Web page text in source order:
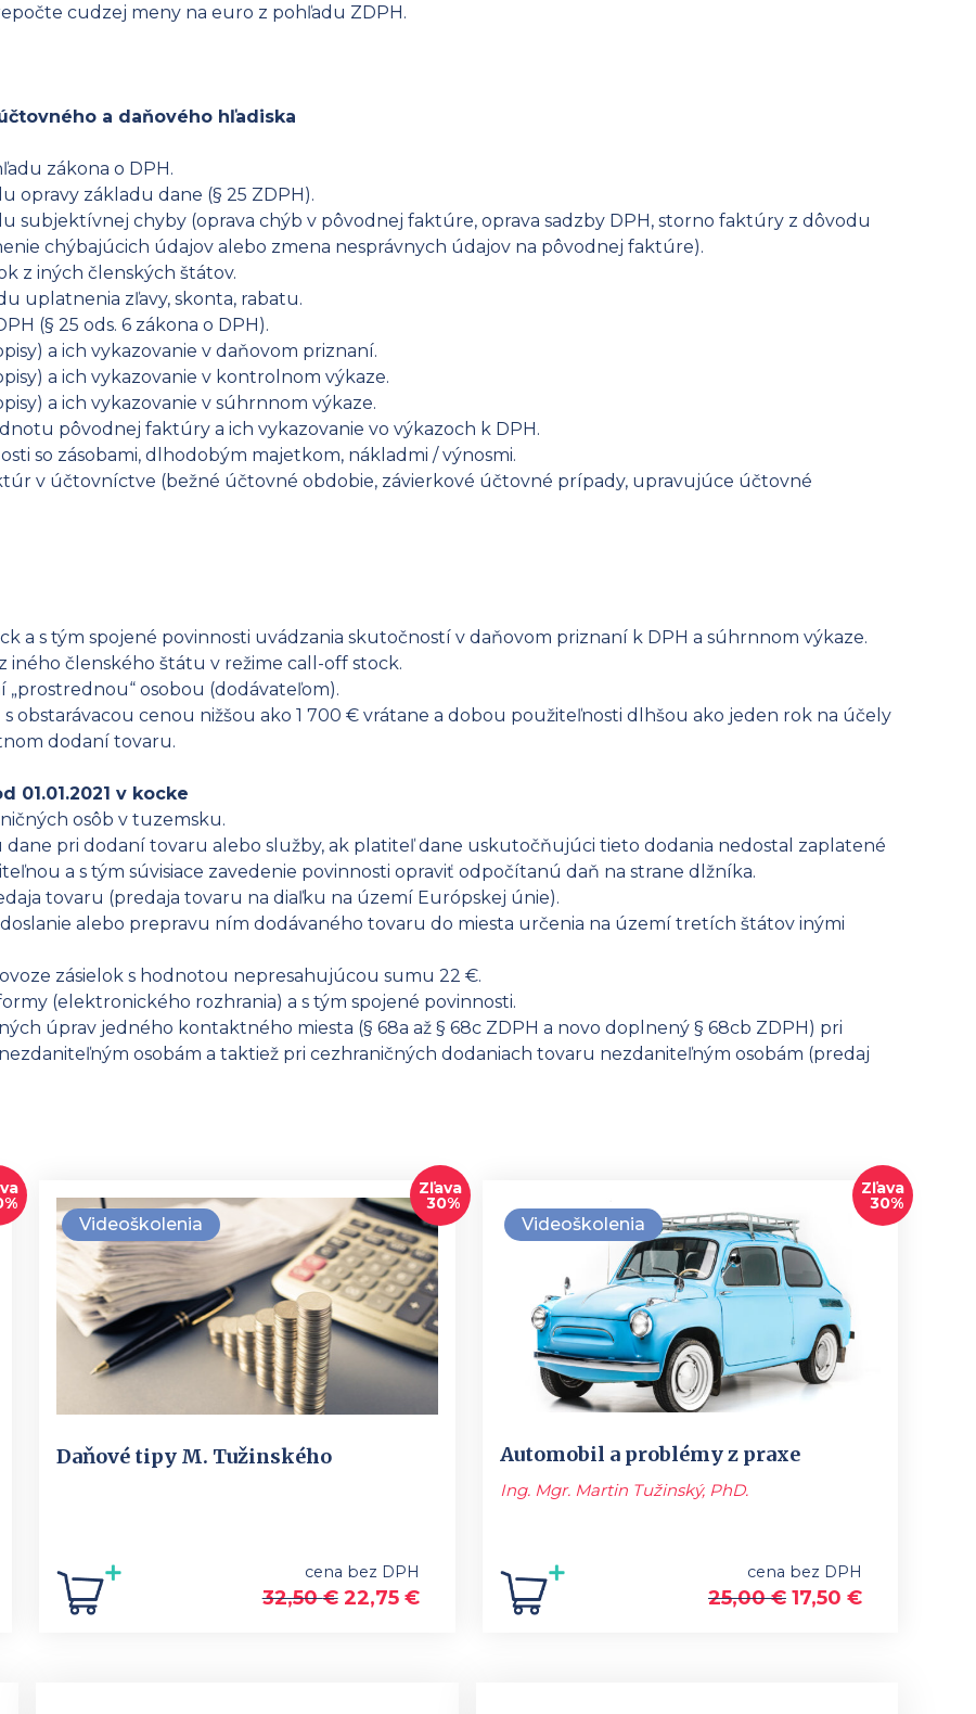
cudzej meny na euro z pohľadu ZDPH.
a daňového hľadiska
zákona o DPH.
opravy základu dane (§ 25 ZDPH).
subjektívnej chyby (oprava chýb v pôvodnej faktúre, oprava sadzby DPH, storno faktúry z dôvodu
chýbajúcich údajov alebo zmena nesprávnych údajov na pôvodnej faktúre).
z iných členských štátov.
uplatnenia zľavy, skonta, rabatu.
(§ 25 ods. 6 zákona o DPH).
a ich vykazovanie v daňovom priznaní.
a ich vykazovanie v kontrolnom výkaze.
a ich vykazovanie v súhrnnom výkaze.
pôvodnej faktúry a ich vykazovanie vo výkazoch k DPH.
so zásobami, dlhodobým majetkom, nákladmi / výnosmi.
v účtovníctve (bežné účtovné obdobie, závierkové účtovné prípady, upravujúce účtovné
a s tým spojené povinnosti uvádzania skutočností v daňovom priznaní k DPH a súhrnnom výkaze.
členského štátu v režime call-off stock.
osobou (dodávateľom).
obstarávacou cenou nižšou ako 1 700 € vrátane a dobou použiteľnosti dlhšou ako jeden rok na účely
dodaní tovaru.
01.01.2021 v kocke
osôb v tuzemsku.
dane pri dodaní tovaru alebo služby, ak platiteľ dane uskutočňujúci tieto dodania nedostal zaplatené
a s tým súvisiace zavedenie povinnosti opraviť odpočítanú daň na strane dlžníka.
tovaru (predaja tovaru na diaľku na území Európskej únie).
alebo prepravu ním dodávaného tovaru do miesta určenia na území tretích štátov inými
zásielok s hodnotou nepresahujúcou sumu 22 €.
(elektronického rozhrania) a s tým spojené povinnosti.
úprav jedného kontaktného miesta (§ 68a až § 68c ZDPH a novo doplnený § 68cb ZDPH) pri
osobám a taktiež pri cezhraničných dodaniach tovaru nezdaniteľným osobám (predaj
Videoškolenia
Zľava
30%
Daňové tipy M. Tužinského
cena bez DPH
32,50€ 22,75 €
Videoškolenia
Zľava
30%
Automobil a problémy z praxe
Ing. Mgr. Martin Tužinský, PhD.
cena bez DPH
25,00€ 17,50 €